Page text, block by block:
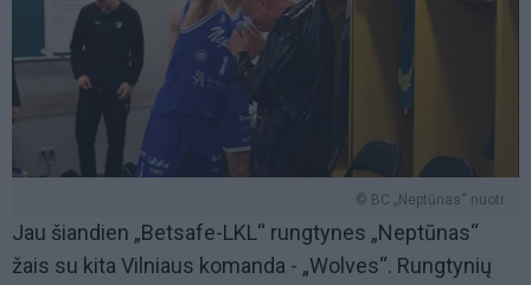
© BC „Neptūnas“ nuotr.
Jau šiandien „Betsafe-LKL“ rungtynes „Neptūnas“
žais su kita Vilniaus komanda - „Wolves“. Rungtynių